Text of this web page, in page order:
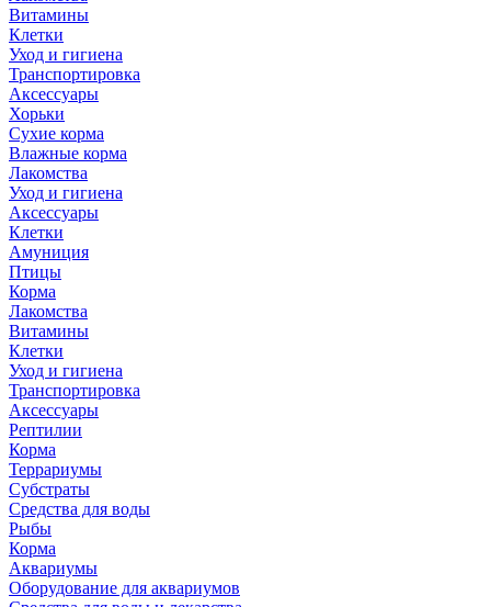
Витамины
Клетки
Уход и гигиена
Транспортировка
Аксессуары
Хорьки
Сухие корма
Влажные корма
Лакомства
Уход и гигиена
Аксессуары
Клетки
Амуниция
Птицы
Корма
Лакомства
Витамины
Клетки
Уход и гигиена
Транспортировка
Аксессуары
Рептилии
Корма
Террариумы
Субстраты
Средства для воды
Рыбы
Корма
Аквариумы
Оборудование для аквариумов